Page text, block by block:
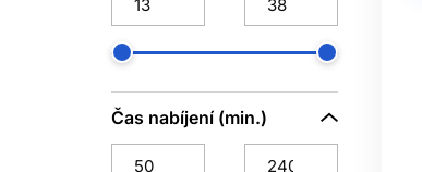
Čas nabíjení (min.)